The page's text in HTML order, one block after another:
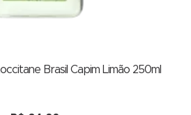
Brasil Capim Limão 250ml